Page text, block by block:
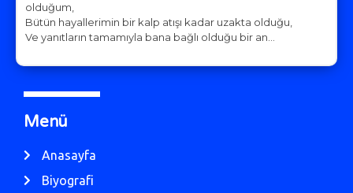
olduğum,
Bütün hayallerimin bir kalp atışı kadar uzakta olduğu,
Ve yanıtların tamamıyla bana bağlı olduğu bir an…
Menü
Anasayfa
Biyografi